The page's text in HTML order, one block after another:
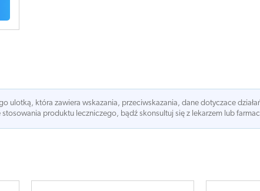
ulotką, która zawiera wskazania, przeciwskazania, dane dotyczace
produktu leczniczego, bądź skonsultuj się z lekarzem lub